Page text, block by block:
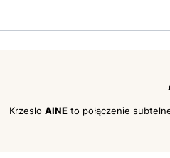
Krzesło AINEto połączenie